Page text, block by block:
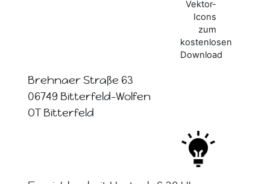
Brehnaer Straße 63
06749 Bitterfeld-Wolfen
OT Bitterfeld